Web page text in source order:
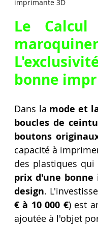
imprimante 3D
Le
bonne
Dans la mode et
boucles de
boutons
capacité à
des plastiques
prix d'une bonne
design.
€ à 10 000 €) est
ajoutée à l'objet